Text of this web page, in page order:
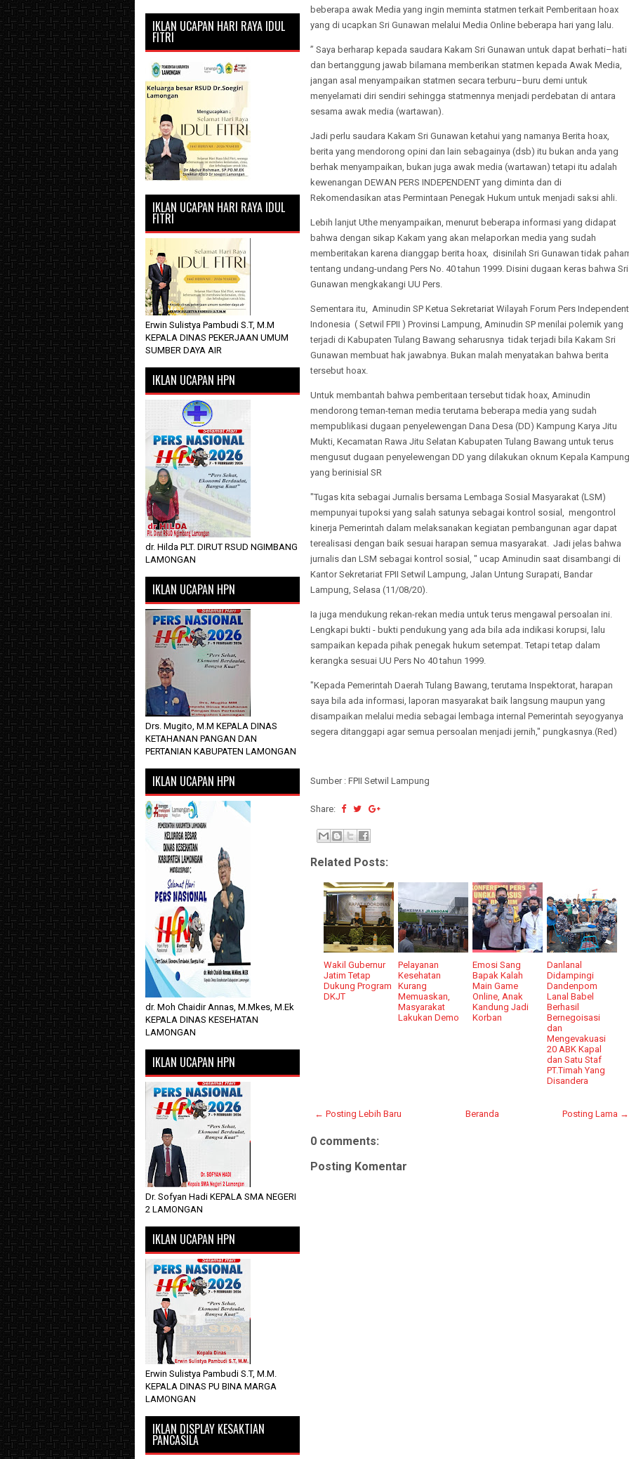
beberapa awak Media yang ingin meminta statmen terkait Pemberitaan hoax
yang di ucapkan Sri Gunawan melalui Media Online beberapa hari yang lalu.
” Saya berharap kepada saudara Kakam Sri Gunawan untuk dapat berhati–hati
dan bertanggung jawab bilamana memberikan statmen kepada Awak Media,
jangan asal menyampaikan statmen secara terburu–buru demi untuk
menyelamati diri sendiri sehingga statmennya menjadi perdebatan di antara
sesama awak media (wartawan).
Jadi perlu saudara Kakam Sri Gunawan ketahui yang namanya Berita hoax,
berita yang mendorong opini dan lain sebagainya (dsb) itu bukan anda yang
berhak menyampaikan, bukan juga awak media (wartawan) tetapi itu adalah
kewenangan DEWAN PERS INDEPENDENT yang diminta dan di
Rekomendasikan atas Permintaan Penegak Hukum untuk menjadi saksi ahli.
Lebih lanjut Uthe menyampaikan, menurut beberapa informasi yang didapat
bahwa dengan sikap Kakam yang akan melaporkan media yang sudah
memberitakan karena dianggap berita hoax, disinilah Sri Gunawan tidak
tentang undang-undang Pers No. 40 tahun 1999. Disini dugaan keras bahwa Sri
Gunawan mengkakangi UU Pers.
Sementara itu, Aminudin SP Ketua Sekretariat Wilayah Forum Pers Independent
Indonesia ( Setwil FPII ) Provinsi Lampung, Aminudin SP menilai polemik yang
terjadi di Kabupaten Tulang Bawang seharusnya tidak terjadi bila Kakam Sri
Gunawan membuat hak jawabnya. Bukan malah menyatakan bahwa berita
tersebut hoax.
Untuk membantah bahwa pemberitaan tersebut tidak hoax, Aminudin
mendorong teman-teman media terutama beberapa media yang sudah
mempublikasi dugaan penyelewengan Dana Desa (DD) Kampung Karya Jitu
Mukti, Kecamatan Rawa Jitu Selatan Kabupaten Tulang Bawang untuk terus
mengusut dugaan penyelewengan DD yang dilakukan oknum Kepala Kampung
yang berinisial SR
"Tugas kita sebagai Jurnalis bersama Lembaga Sosial Masyarakat (LSM)
mempunyai tupoksi yang salah satunya sebagai kontrol sosial, mengontrol
kinerja Pemerintah dalam melaksanakan kegiatan pembangunan agar dapat
terealisasi dengan baik sesuai harapan semua masyarakat. Jadi jelas bahwa
jurnalis dan LSM sebagai kontrol sosial, " ucap Aminudin saat disambangi di
Kantor Sekretariat FPII Setwil Lampung, Jalan Untung Surapati, Bandar
Lampung, Selasa (11/08/20).
Ia juga mendukung rekan-rekan media untuk terus mengawal persoalan ini.
Lengkapi bukti - bukti pendukung yang ada bila ada indikasi korupsi, lalu
sampaikan kepada pihak penegak hukum setempat. Tetapi tetap dalam
kerangka sesuai UU Pers No 40 tahun 1999.
"Kepada Pemerintah Daerah Tulang Bawang, terutama Inspektorat, harapan
saya bila ada informasi, laporan masyarakat baik langsung maupun yang
disampaikan melalui media sebagai lembaga internal Pemerintah seyogyanya
segera ditanggapi agar semua persoalan menjadi jernih," pungkasnya.(Red)
Sumber : FPII Setwil Lampung
Share:
Related Posts:
Wakil Gubernur
Jatim Tetap
Dukung Program
DKJT
Pelayanan
Kesehatan
Kurang
Memuaskan,
Masyarakat
Lakukan Demo
Emosi Sang
Bapak Kalah
Main Game
Online, Anak
Kandung Jadi
Korban
Danlanal
Didampingi
Dandenpom
Lanal Babel
Berhasil
Bernegoisasi
dan
Mengevakuasi
20 ABK Kapal
dan Satu Staf
PT.Timah Yang
Disandera
← Posting Lebih Baru Posting Lama →
Beranda
0 comments:
Posting Komentar
IKLAN UCAPAN HARI RAYA IDUL
FITRI
IKLAN UCAPAN HARI RAYA IDUL
FITRI
Erwin Sulistya Pambudi S.T, M.M
KEPALA DINAS PEKERJAAN UMUM
SUMBER DAYA AIR
IKLAN UCAPAN HPN
dr. Hilda PLT. DIRUT RSUD NGIMBANG
LAMONGAN
IKLAN UCAPAN HPN
Drs. Mugito, M.M KEPALA DINAS
KETAHANAN PANGAN DAN
PERTANIAN KABUPATEN LAMONGAN
IKLAN UCAPAN HPN
dr. Moh Chaidir Annas, M.Mkes, M.Ek
KEPALA DINAS KESEHATAN
LAMONGAN
IKLAN UCAPAN HPN
Dr. Sofyan Hadi KEPALA SMA NEGERI
2 LAMONGAN
IKLAN UCAPAN HPN
Erwin Sulistya Pambudi S.T, M.M.
KEPALA DINAS PU BINA MARGA
LAMONGAN
IKLAN DISPLAY KESAKTIAN
PANCASILA